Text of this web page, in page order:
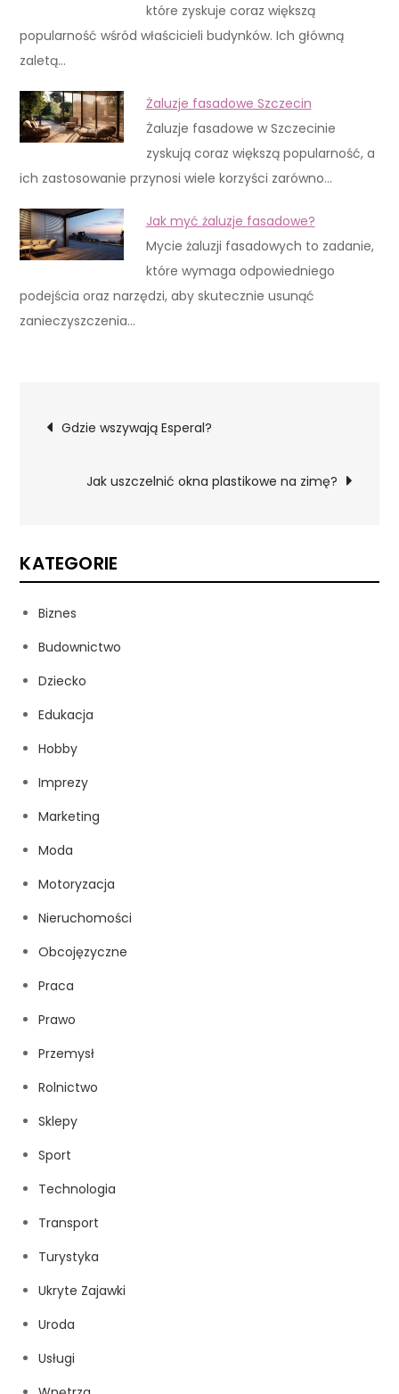
które zyskuje coraz większą
popularność wśród właścicieli budynków. Ich główną
zaletą…
Żaluzje fasadowe Szczecin
Żaluzje fasadowe w Szczecinie
zyskują coraz większą popularność, a
ich zastosowanie przynosi wiele korzyści zarówno…
Jak myć żaluzje fasadowe?
Mycie żaluzji fasadowych to zadanie,
które wymaga odpowiedniego
podejścia oraz narzędzi, aby skutecznie usunąć
zanieczyszczenia…
Nawigacja
wpisu
Gdzie wszywają Esperal?
Jak uszczelnić okna plastikowe na zimę?
KATEGORIE
Biznes
Budownictwo
Dziecko
Edukacja
Hobby
Imprezy
Marketing
Moda
Motoryzacja
Nieruchomości
Obcojęzyczne
Praca
Prawo
Przemysł
Rolnictwo
Sklepy
Sport
Technologia
Transport
Turystyka
Ukryte Zajawki
Uroda
Usługi